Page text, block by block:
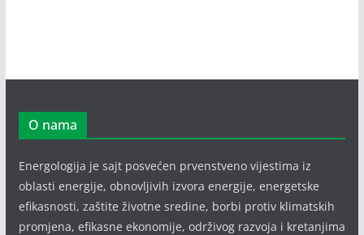
O nama
Energologija je sajt posvećen prvenstveno vijestima iz
oblasti energije, obnovljivih izvora energije, energetske
efikasnosti, zaštite životne sredine, borbi protiv klimatskih
promjena, efikasne ekonomije, održivog razvoja i kretanjima